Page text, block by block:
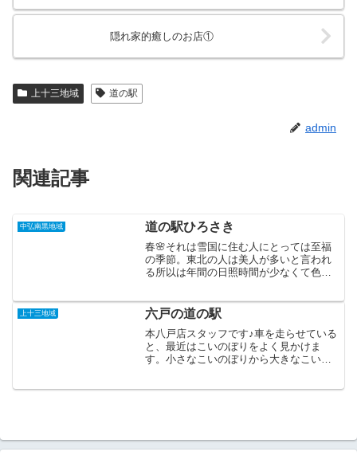
隠れ家的癒しのお店①
上十三地域 道の駅
admin
関連記事
中弘南黒地域 道の駅ひろさき
春🌸それは雪国に住む人にとっては至福
の季節。東北の人は美人が多いと言われ
る所以は年間の日照時間が少なくて色白
上十三地域 六戸の道の駅
本八戸店スタッフです♪車を走らせている
と、最近はこいのぼりをよく見かけま
す。小さなこいのぼりから大きなこいの